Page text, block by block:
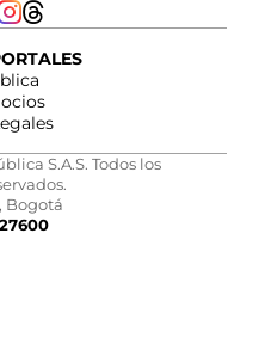
S.A.S. Todos los
Bogotá